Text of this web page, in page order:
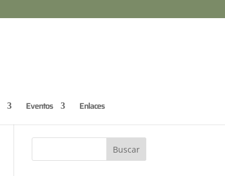
Eventos Enlaces